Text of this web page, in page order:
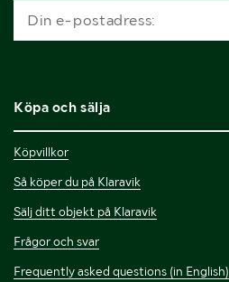
Köpa och sälja
Köpvillkor
Så köper du på Klaravik
Sälj ditt objekt på Klaravik
Frågor och svar
Frequently asked questions (in English)